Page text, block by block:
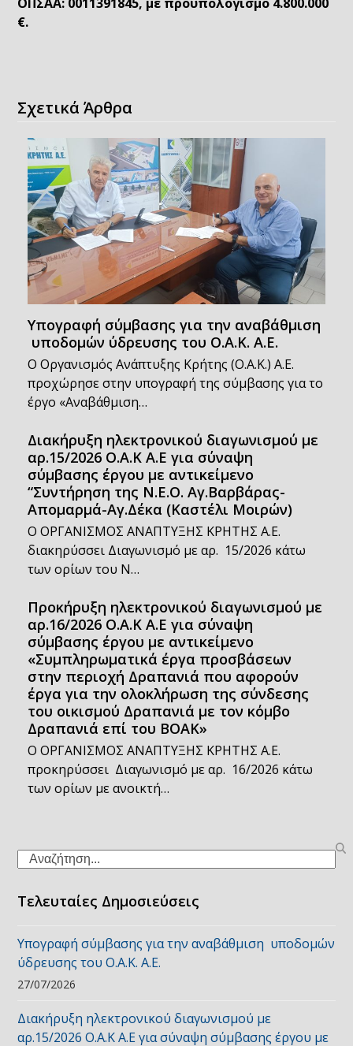
€.
Σχετικά Άρθρα
Υπογραφή σύμβασης για την αναβάθμιση
υποδομών ύδρευσης του Ο.Α.Κ. Α.Ε.
Ο Οργανισμός Ανάπτυξης Κρήτης (Ο.Α.Κ.) Α.Ε.
προχώρησε στην υπογραφή της σύμβασης για το
έργο «Αναβάθμιση…
Διακήρυξη ηλεκτρονικού διαγωνισμού με
αρ.15/2026 Ο.Α.Κ Α.Ε για σύναψη
σύμβασης έργου με αντικείμενο
“Συντήρηση της Ν.Ε.Ο. Αγ.Βαρβάρας-
Απομαρμά-Αγ.Δέκα (Καστέλι Μοιρών)
Ο ΟΡΓΑΝΙΣΜΟΣ ΑΝΑΠΤΥΞΗΣ ΚΡΗΤΗΣ Α.Ε.
διακηρύσσει Διαγωνισμό με αρ. 15/2026 κάτω
των ορίων του Ν…
Προκήρυξη ηλεκτρονικού διαγωνισμού με
αρ.16/2026 Ο.Α.Κ Α.Ε για σύναψη
σύμβασης έργου με αντικείμενο
«Συμπληρωματικά έργα προσβάσεων
στην περιοχή Δραπανιά που αφορούν
έργα για την ολοκλήρωση της σύνδεσης
του οικισμού Δραπανιά με τον κόμβο
Δραπανιά επί του ΒΟΑΚ»
Ο ΟΡΓΑΝΙΣΜΟΣ ΑΝΑΠΤΥΞΗΣ ΚΡΗΤΗΣ Α.Ε.
προκηρύσσει Διαγωνισμό με αρ. 16/2026 κάτω
των ορίων με ανοικτή…
Search
Τελευταίες Δημοσιεύσεις
Υπογραφή σύμβασης για την αναβάθμιση υποδομών
ύδρευσης του Ο.Α.Κ. Α.Ε.
27/07/2026
Διακήρυξη ηλεκτρονικού διαγωνισμού με
αρ.15/2026 Ο.Α.Κ Α.Ε για σύναψη σύμβασης έργου με